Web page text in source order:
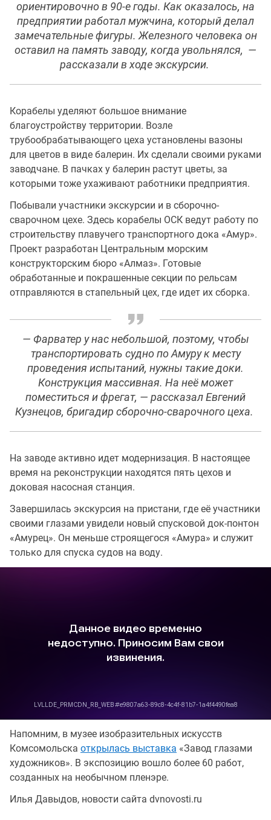
ориентировочно в 90-е годы. Как оказалось, на
предприятии работал мужчина, который делал
замечательные фигуры. Железного человека он
оставил на память заводу, когда увольнялся, —
рассказали в ходе экскурсии.
Корабелы уделяют большое внимание
благоустройству территории. Возле
трубообрабатывающего цеха установлены вазоны
для цветов в виде балерин. Их сделали своими руками
заводчане. В пачках у балерин растут цветы, за
которыми тоже ухаживают работники предприятия.
Побывали участники экскурсии и в сборочно-
сварочном цехе. Здесь корабелы ОСК ведут работу по
строительству плавучего транспортного дока «Амур».
Проект разработан Центральным морским
конструкторским бюро «Алмаз». Готовые
обработанные и покрашенные секции по рельсам
отправляются в стапельный цех, где идет их сборка.
— Фарватер у нас небольшой, поэтому, чтобы
транспортировать судно по Амуру к месту
проведения испытаний, нужны такие доки.
Конструкция массивная. На неё может
поместиться и фрегат, — рассказал Евгений
Кузнецов, бригадир сборочно-сварочного цеха.
На заводе активно идет модернизация. В настоящее
время на реконструкции находятся пять цехов и
доковая насосная станция.
Завершилась экскурсия на пристани, где её участники
своими глазами увидели новый спусковой док-понтон
«Амурец». Он меньше строящегося «Амура» и служит
только для спуска судов на воду.
Напомним, в музее изобразительных искусств
Комсомольска открылась выставка «Завод глазами
художников». В экспозицию вошло более 60 работ,
созданных на необычном пленэре.
Илья Давыдов, новости сайта dvnovosti.ru